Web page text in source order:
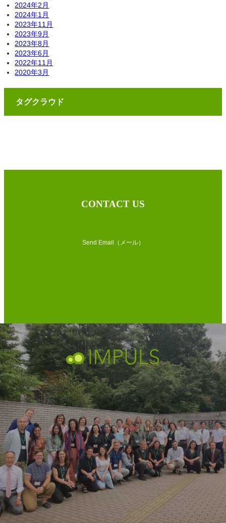
2024年2月
2024年1月
2023年11月
2023年9月
2023年8月
2023年6月
2022年11月
2020年3月
タグクラウド
CONTACT US
Send Email（メール）